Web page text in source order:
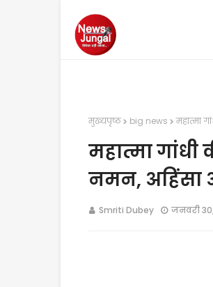
मुख्यपृष्ठ big news महात्मा
महात्मा गांधी
नमन, अहिंसा
Smriti Dubey जनवरी